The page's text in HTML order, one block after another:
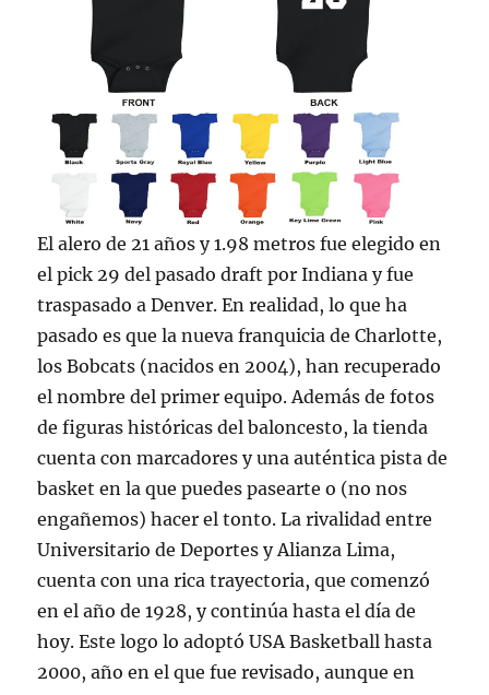
El alero de 21 años y 1.98 metros fue elegido en
el pick 29 del pasado draft por Indiana y fue
traspasado a Denver. En realidad, lo que ha
pasado es que la nueva franquicia de Charlotte,
los Bobcats (nacidos en 2004), han recuperado
el nombre del primer equipo. Además de fotos
de figuras históricas del baloncesto, la tienda
cuenta con marcadores y una auténtica pista de
basket en la que puedes pasearte o (no nos
engañemos) hacer el tonto. La rivalidad entre
Universitario de Deportes y Alianza Lima,
cuenta con una rica trayectoria, que comenzó
en el año de 1928, y continúa hasta el día de
hoy. Este logo lo adoptó USA Basketball hasta
2000, año en el que fue revisado, aunque en